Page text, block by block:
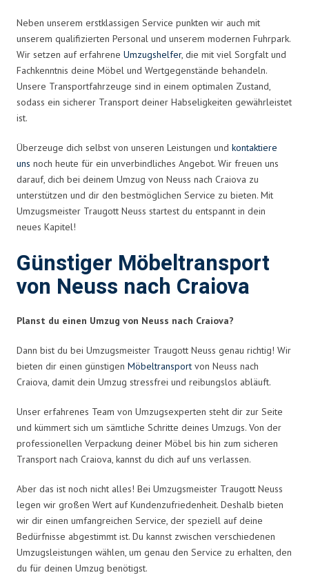
Neben unserem erstklassigen Service punkten wir auch mit
unserem qualifizierten Personal und unserem modernen Fuhrpark.
Wir setzen auf erfahrene Umzugshelfer, die mit viel Sorgfalt und
Fachkenntnis deine Möbel und Wertgegenstände behandeln.
Unsere Transportfahrzeuge sind in einem optimalen Zustand,
sodass ein sicherer Transport deiner Habseligkeiten gewährleistet
ist.
Überzeuge dich selbst von unseren Leistungen und kontaktiere
uns noch heute für ein unverbindliches Angebot. Wir freuen uns
darauf, dich bei deinem Umzug von Neuss nach Craiova zu
unterstützen und dir den bestmöglichen Service zu bieten. Mit
Umzugsmeister Traugott Neuss startest du entspannt in dein
neues Kapitel!
Günstiger Möbeltransport
von Neuss nach Craiova
Planst du einen Umzug von Neuss nach Craiova?
Dann bist du bei Umzugsmeister Traugott Neuss genau richtig! Wir
bieten dir einen günstigen Möbeltransport von Neuss nach
Craiova, damit dein Umzug stressfrei und reibungslos abläuft.
Unser erfahrenes Team von Umzugsexperten steht dir zur Seite
und kümmert sich um sämtliche Schritte deines Umzugs. Von der
professionellen Verpackung deiner Möbel bis hin zum sicheren
Transport nach Craiova, kannst du dich auf uns verlassen.
Aber das ist noch nicht alles! Bei Umzugsmeister Traugott Neuss
legen wir großen Wert auf Kundenzufriedenheit. Deshalb bieten
wir dir einen umfangreichen Service, der speziell auf deine
Bedürfnisse abgestimmt ist. Du kannst zwischen verschiedenen
Umzugsleistungen wählen, um genau den Service zu erhalten, den
du für deinen Umzug benötigst.